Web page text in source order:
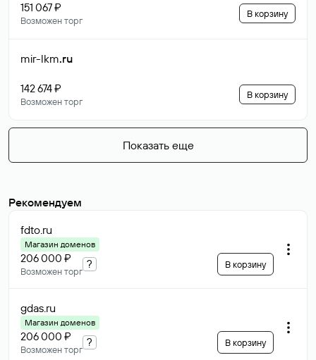
151 067 ₽
Возможен торг
В корзину
mir-lkm.ru
142 674 ₽
Возможен торг
В корзину
Показать еще
Рекомендуем
fdto.ru
Магазин доменов
206 000 ₽
Возможен торг
? В корзину
gdas.ru
Магазин доменов
206 000 ₽
Возможен торг
? В корзину